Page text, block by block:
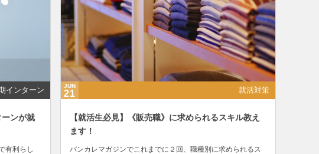
インターン
ーンが就
有利らし
JUN
21 就活対策
【就活生必見】《販売職》に求められるスキル教え
ます！
バンカレマガジンでこれまでに２回、職種別に求められるス